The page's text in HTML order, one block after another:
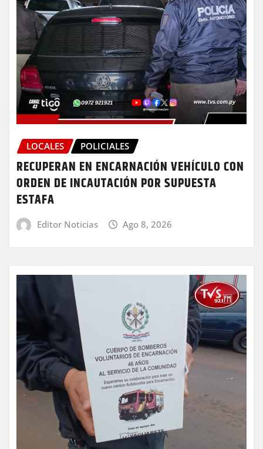
LOCALES POLICIALES
RECUPERAN EN ENCARNACIÓN VEHÍCULO CON
ORDEN DE INCAUTACIÓN POR SUPUESTA
ESTAFA
Editor Noticias Ago 8, 2026